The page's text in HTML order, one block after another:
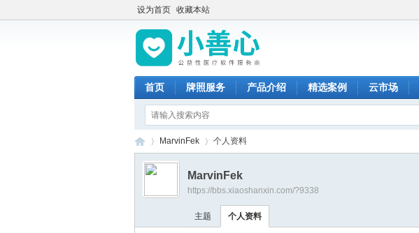
设为首页 收藏本站
首页 牌照服务 产品介绍 精选案例 云市场
›
MarvinFek 个人资料
MarvinFek
https://bbs.xiaoshanxin.com/?9338
主题 个人资料